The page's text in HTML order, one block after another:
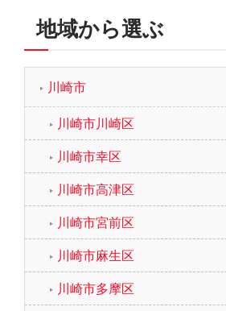
地域から選ぶ
川崎市
川崎市川崎区
川崎市幸区
川崎市高津区
川崎市宮前区
川崎市麻生区
川崎市多摩区